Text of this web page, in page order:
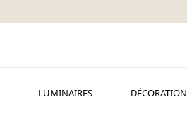
LUMINAIRES DÉCORATION